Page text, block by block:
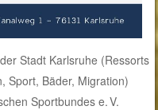
Stadt Karlsruhe (Ressorts
Sport, Bäder, Migration)
Sportbundes e. V.